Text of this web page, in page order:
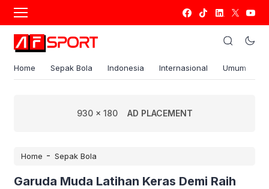
Home Sepak Bola Indonesia Internasional Umum
930 x 180 AD PLACEMENT
Home - Sepak Bola
Garuda Muda Latihan Keras Demi Raih